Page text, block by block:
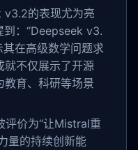
v3.2的表现尤为亮
：“Deepseek v3.
在高级数学问题求
就不仅展示了开源
教育、科研等场景
价为“让Mistral重
量的持续创新能